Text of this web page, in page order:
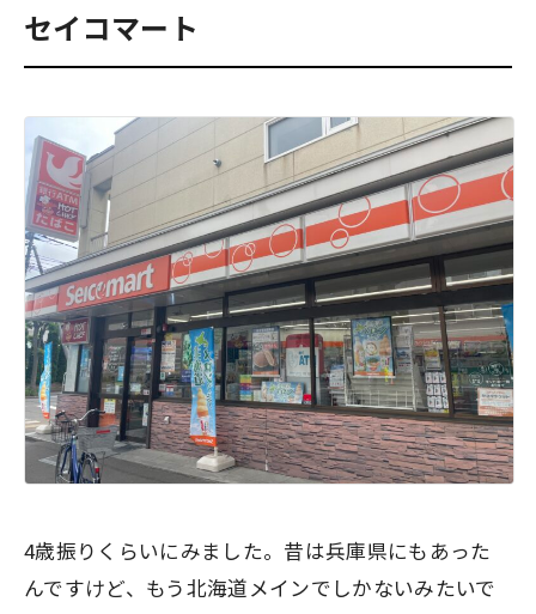
セイコマート
4歳振りくらいにみました。昔は兵庫県にもあった
んですけど、もう北海道メインでしかないみたいで